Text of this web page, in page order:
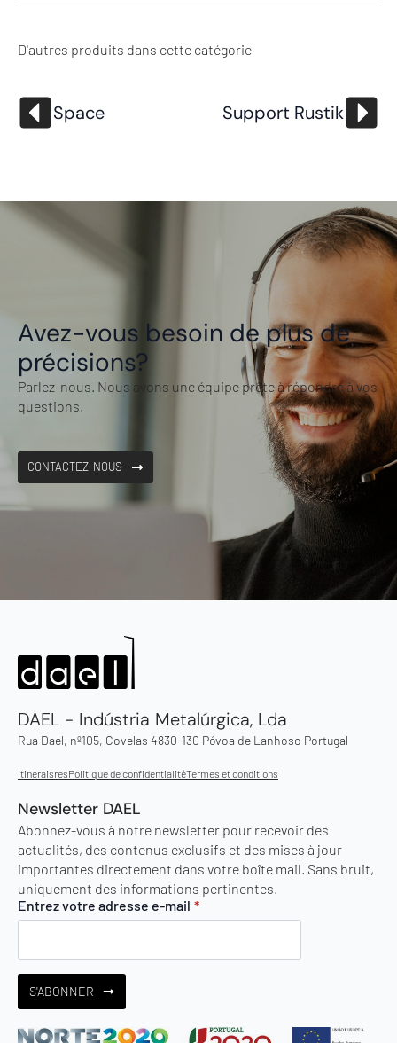
D'autres produits dans cette catégorie
Space Support Rustik
Avez-vous besoin de plus de
précisions?
Parlez-nous. Nous avons une équipe prête à répondre à vos
questions.
CONTACTEZ-NOUS
DAEL - Indústria Metalúrgica, Lda
Rua Dael, nº105, Covelas 4830-130 Póvoa de Lanhoso Portugal
ItinéraisresPolitique de confidentialitéTermes et conditions
Newsletter DAEL
Abonnez-vous à notre newsletter pour recevoir des
actualités, des contenus exclusifs et des mises à jour
importantes directement dans votre boîte mail. Sans bruit,
uniquement des informations pertinentes.
Entrez votre adresse e-mail *
S'ABONNER